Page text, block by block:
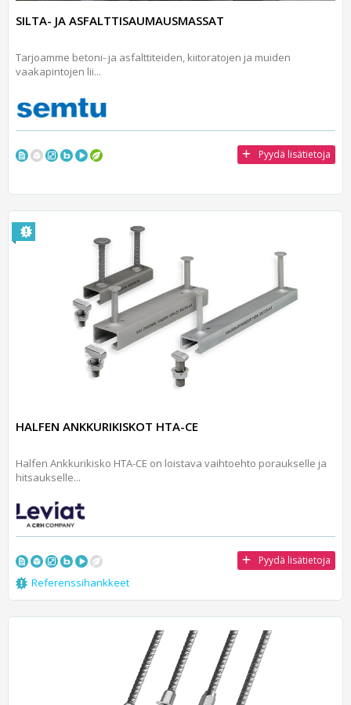
SILTA- JA ASFALTTISAUMAUSMASSAT
Tarjoamme betoni- ja asfalttiteiden, kiitoratojen ja muiden
vaakapintojen lii...
Pyydä lisätietoja
HALFEN ANKKURIKISKOT HTA-CE
Halfen Ankkurikisko HTA-CE on loistava vaihtoehto poraukselle ja
hitsaukselle...
Pyydä lisätietoja
Referenssihankkeet